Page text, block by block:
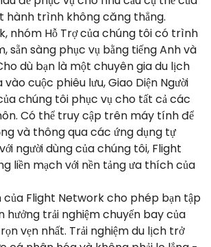
hành trình không căng thẳng.
nhóm Hỗ Trợ của chúng tôi có trình
sẵn sàng phục vụ bằng tiếng Anh và
dù bạn là một chuyên gia du lịch
cuộc phiêu lưu, Giao Diện Người
chúng tôi phục vụ cho tất cả các
Có thể truy cập trên máy tính để
và thông qua các ứng dụng tự
người dùng của chúng tôi, Flight
liền mạch với nền tảng ưa thích của
của Flight Network cho phép bạn tập
hưởng trải nghiệm chuyến bay của
vẹn nhất. Trải nghiệm du lịch trở